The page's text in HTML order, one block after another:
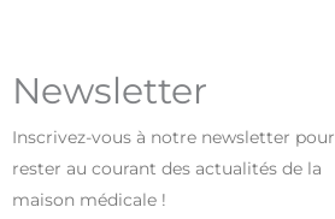
Newsletter
Inscrivez-vous à notre newsletter pour
rester au courant des actualités de la
maison médicale !